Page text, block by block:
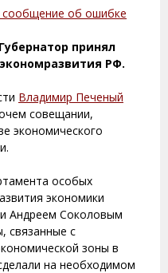
сообщение об ошибке
Губернатор принял
РФ.
Владимир Печеный
совещании,
экономического
особых
экономики
Андреем Соколовым
связанные с
зоны в
на необходимом